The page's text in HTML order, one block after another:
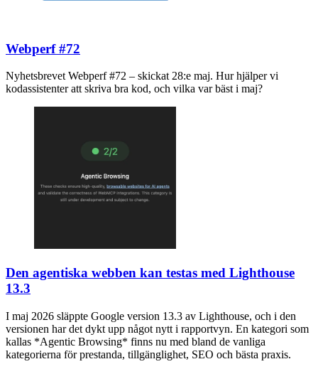
Webperf #72
Nyhetsbrevet Webperf #72 – skickat 28:e maj. Hur hjälper vi
kodassistenter att skriva bra kod, och vilka var bäst i maj?
Den agentiska webben kan testas med Lighthouse
13.3
I maj 2026 släppte Google version 13.3 av Lighthouse, och i den
versionen har det dykt upp något nytt i rapportvyn. En kategori som
kallas *Agentic Browsing* finns nu med bland de vanliga
kategorierna för prestanda, tillgänglighet, SEO och bästa praxis.